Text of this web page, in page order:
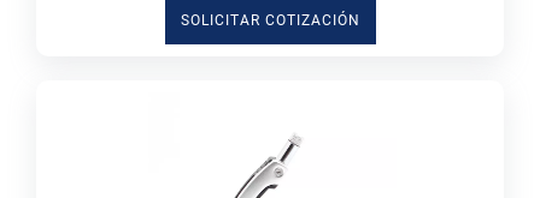
SOLICITAR COTIZACIÓN